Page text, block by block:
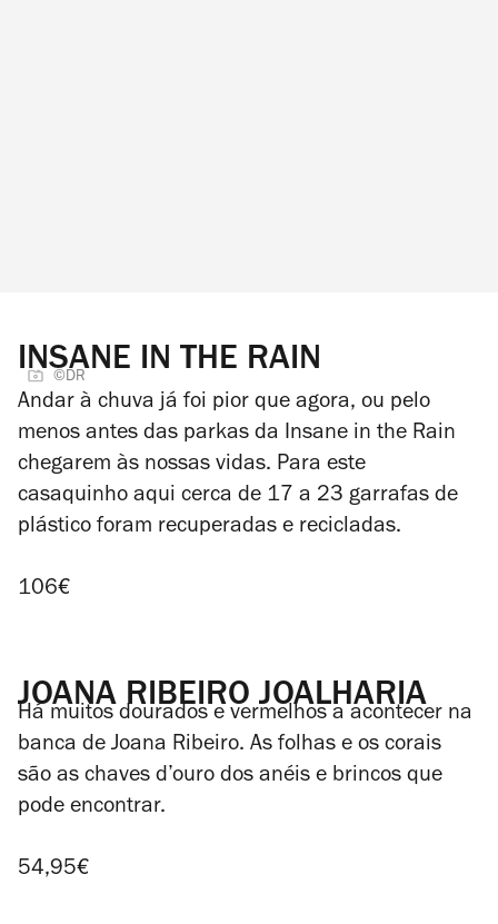
INSANE IN THE RAIN
©DR
Andar à chuva já foi pior que agora, ou pelo
menos antes das parkas da Insane in the Rain
chegarem às nossas vidas. Para este
casaquinho aqui cerca de 17 a 23 garrafas de
plástico foram recuperadas e recicladas.
106€
JOANA RIBEIRO JOALHARIA
Há muitos dourados e vermelhos a acontecer na
banca de Joana Ribeiro. As folhas e os corais
são as chaves d’ouro dos anéis e brincos que
pode encontrar.
54,95€